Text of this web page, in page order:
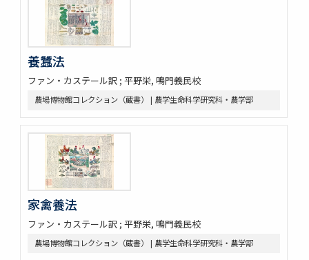
養蠶法
ファン・カステール訳 ; 平野栄, 鳴門義民校
農場博物館コレクション（蔵書） | 農学生命科学研究科・農学部
家禽養法
ファン・カステール訳 ; 平野栄, 鳴門義民校
農場博物館コレクション（蔵書） | 農学生命科学研究科・農学部